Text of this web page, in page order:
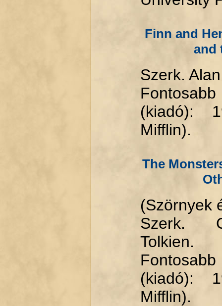
Finn and
and
Szerk.
(kiadó):
Mifflin).
The
(Szörnyek
Szerk.
Tolkien.
(kiadó):
Mifflin).